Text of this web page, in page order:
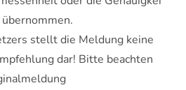
stellt die Meldung keine
dar! Bitte beachten